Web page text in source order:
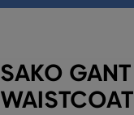
SAKO